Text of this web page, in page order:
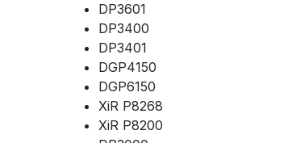
DP3601
DP3400
DP3401
DGP4150
DGP6150
XiR P8268
XiR P8200